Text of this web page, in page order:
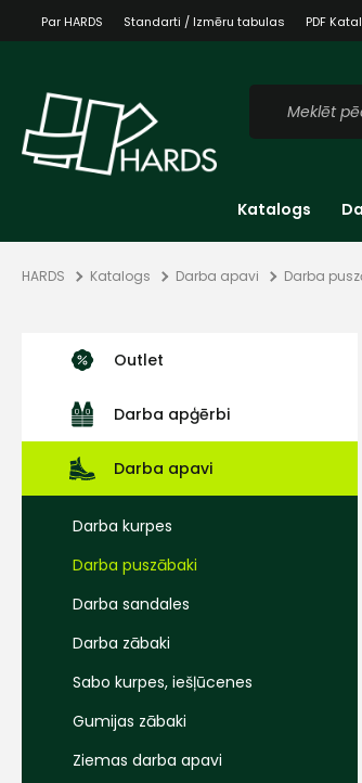
Par HARDS Standarti / Izmēru tabulas PDF
Katalogs
HARDS Katalogs Darba apavi Darba
Outlet
Darba apģērbi
Darba apavi
Darba kurpes
Darba puszābaki
Darba sandales
Darba zābaki
Sabo kurpes, iešļūcenes
Gumijas zābaki
Ziemas darba apavi